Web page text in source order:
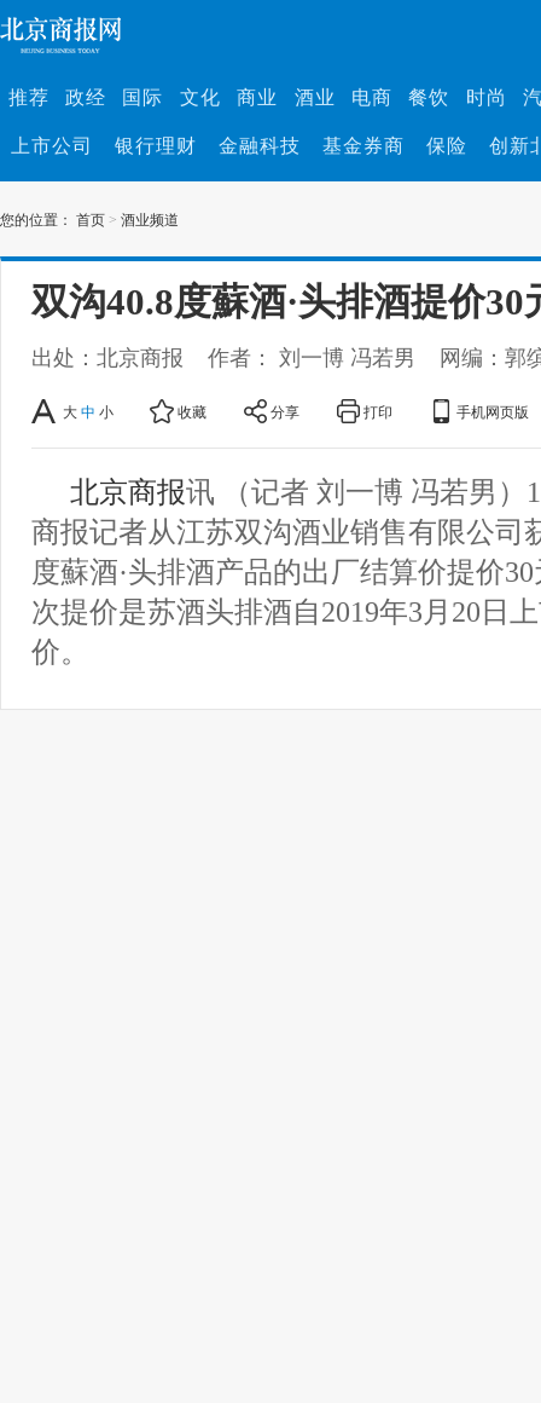
推荐 政经 国际 文化 商业 酒业 电商 餐饮 时尚
上市公司 银行理财 金融科技 基金券商 保险 创新
您的位置： 首页 > 酒业频道
双沟40.8度蘇酒·头排酒提价30
出处：北京商报 作者： 刘一博 冯若男 网编：郭
大 中 小 收藏 分享 打印 手机网页版
北京商报讯 （记者 刘一博 冯若男）
商报记者从江苏双沟酒业销售有限公司
度蘇酒·头排酒产品的出厂结算价提价
次提价是苏酒头排酒自2019年3月20日
价。